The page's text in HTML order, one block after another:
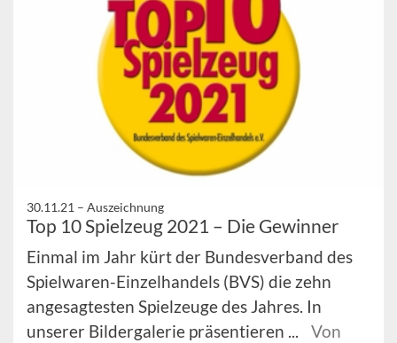
30.11.21 – Auszeichnung
Top 10 Spielzeug 2021 – Die Gewinner
Einmal im Jahr kürt der Bundesverband des
Spielwaren-Einzelhandels (BVS) die zehn
angesagtesten Spielzeuge des Jahres. In
unserer Bildergalerie präsentieren ...
Von